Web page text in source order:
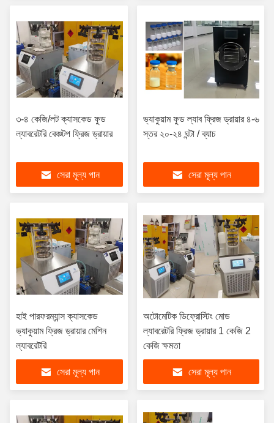
৩-৪ কেজি/লট ক্যাসকেড ফুড
ল্যাবরেটরি বেঞ্চটপ ফ্রিজ ড্রায়ার
সেরা মূল্য পান
ভ্যাকুয়াম ফুড ল্যাব ফ্রিজ ড্রায়ার ৪-৬
স্তর ২০-২৪ ঘন্টা / ব্যাচ
সেরা মূল্য পান
হাই পারফরম্যান্স ক্যাসকেড
ভ্যাকুয়াম ফ্রিজ ড্রায়ার মেশিন
ল্যাবরেটরি
সেরা মূল্য পান
অটোমেটিক ডিফ্রোস্টিং মোড
ল্যাবরেটরি ফ্রিজ ড্রায়ার 1 কেজি 2
কেজি ক্ষমতা
সেরা মূল্য পান